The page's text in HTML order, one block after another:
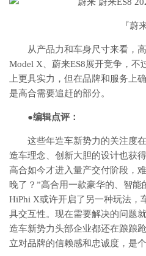
『蔚
从产品力和车身尺寸来看，
Model X、蔚来ES8展开竞争，不
上更具实力，但在品牌和服务上
是高合需要追赶的部分。
●编辑点评：
这些年造车新势力的关注度
造车理念、创新大胆的设计也获
高合如今才进入量产交付阶段，
晚了？”高合用一款豪华的、智
HiPhi X或许开启了另一种玩法，
具交互性。现在需要解决的问题
造车新势力头部企业都还在踉踉
立对品牌的信赖感和忠诚度，是个